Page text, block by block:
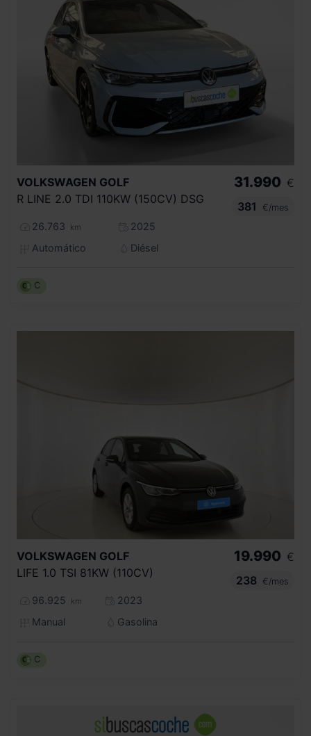
VOLKSWAGEN GOLF
R LINE 2.0 TDI 110KW (150CV) DSG
26.763 km
2025
Automático
Diésel
31.990 €
381
€/mes
C
VOLKSWAGEN GOLF
LIFE 1.0 TSI 81KW (110CV)
96.925 km
2023
Manual
Gasolina
19.990 €
238
€/mes
C